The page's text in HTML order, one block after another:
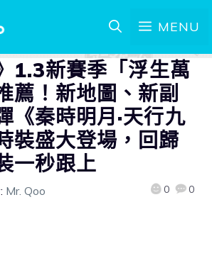
MENU
1.3新賽季「浮生萬
薦！新地圖、新副
《秦時明月·天行九
裝盛大登場，回歸
一秒跟上
Mr. Qoo 0 0